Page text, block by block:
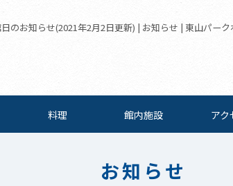
のお知らせ(2021年2月2日更新) | お知らせ | 東山パーク
料理 館内施設 アク
お知らせ